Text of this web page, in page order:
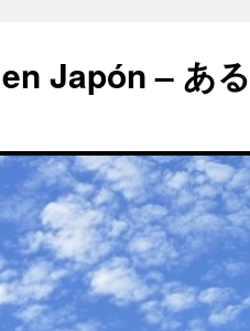
Japón – あ